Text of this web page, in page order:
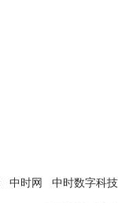
中时网
中时数字科技